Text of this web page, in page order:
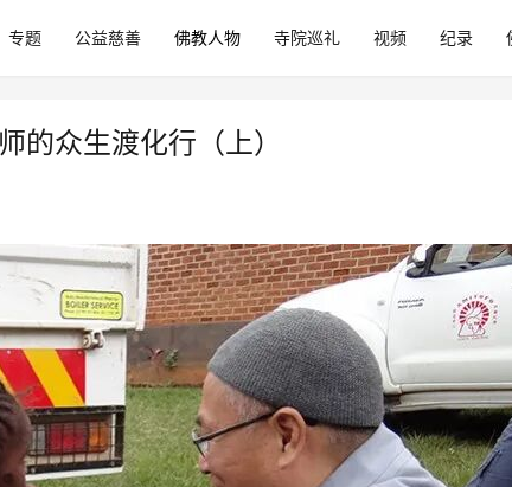
专题 公益慈善 佛教人物 寺院巡礼 视频 纪录
的众生渡化行（上）